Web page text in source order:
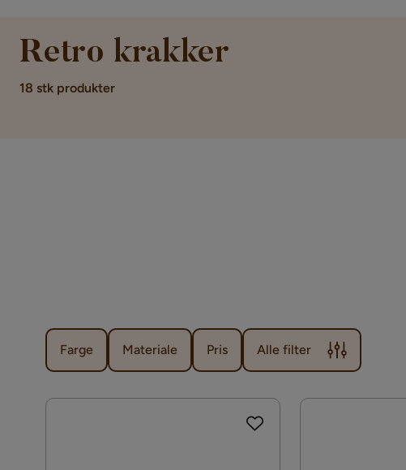
Retro krakker
18 stk produkter
Farge Materiale Pris Alle filter